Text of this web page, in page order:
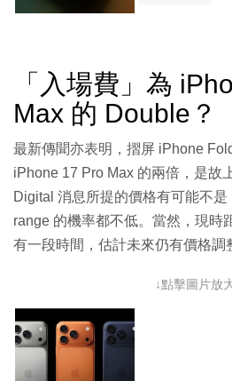
「入場費」為
Max 的 Double？
最新傳聞亦表明，摺屏 iPhone
iPhone 17 Pro Max 的兩倍，是故
Digital 消息所提的價格有可能不
range 的機率都不低。當然，現時
有一段時間，估計未來仍有價格調
↓點擊圖片放